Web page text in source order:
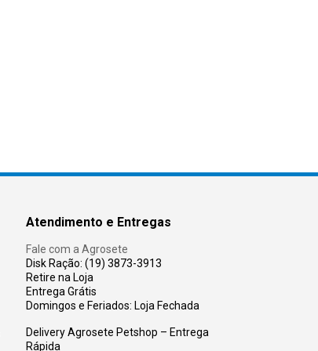
Atendimento e Entregas
Fale com a Agrosete
Disk Ração: (19) 3873-3913
Retire na Loja
Entrega Grátis
Domingos e Feriados: Loja Fechada
Delivery Agrosete Petshop – Entrega
Rápida